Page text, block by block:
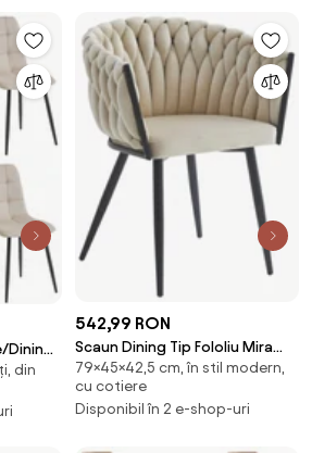
Dining
din
542,99 RON
Scaun Dining Tip Fololiu Mira
Catifea Bej
79×45×42,5 cm, în stil modern,
cu cotiere
Disponibil în 2 e-shop-uri